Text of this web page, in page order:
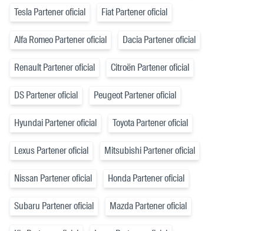
Tesla Partener oficial Fiat Partener oficial
Alfa Romeo Partener oficial Dacia Partener oficial
Renault Partener oficial Citroën Partener oficial
DS Partener oficial Peugeot Partener oficial
Hyundai Partener oficial Toyota Partener oficial
Lexus Partener oficial Mitsubishi Partener oficial
Nissan Partener oficial Honda Partener oficial
Subaru Partener oficial Mazda Partener oficial